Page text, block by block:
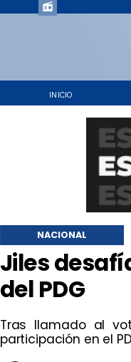
INICIO
Jiles
del PDG
Tras llamado al
participación en el
NACIONAL